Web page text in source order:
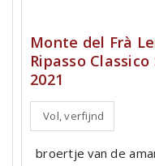
Monte del Frà
Ripasso
2021
Vol, verfijnd
broertje van de